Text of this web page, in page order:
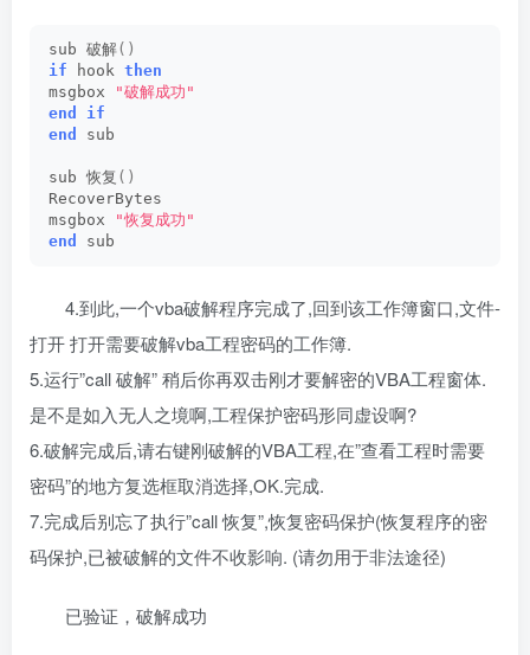
If Flag
End Sub
Public
    Dim
    Dim OriginProtect As LongPtr
    Hook =
False
'VBE6.dll调用DialogBoxParamA显示VB6INTL.dll资源中
        osi =
1
        osi =
0
#End If
    pFunc =
GetProcAddress(GetModuleHandleA
'标准api hook过程之一: 修改内存属性,使其可写
If VirtualProtect(ByVal pFunc, 12,
        '
标准api hook过程之二: 判断是否已经hook,看看API
MoveMemory ByVal VarPtr(TmpBytes(0)),
        If TmpBytes(osi) <> &HB8 Then
            '
标准api hook过程之三: 保存原函数开头字节,这
'用AddressOf获取MyDialogBoxParam的地址
            '
因为语法不允许写成p = AddressOf
sub 破解()
if hook then
msgbox
"破解成功"
end
if
end
sub
sub 恢复 ()
RecoverBytes
msgbox
"恢复成功"
end
sub
4.到此,一个vba破解程序完成了,回到该工作簿窗口,文件-
打开 打开需要破解vba工程密码的工作簿.
5.运行”call 破解” 稍后你再双击刚才要解密的VBA工程窗体.
是不是如入无人之境啊,工程保护密码形同虚设啊?
6.破解完成后,请右键刚破解的VBA工程,在”查看工程时需要
密码”的地方复选框取消选择,OK.完成.
7.完成后别忘了执行”call 恢复”,恢复密码保护(恢复程序的密
码保护,已被破解的文件不收影响. (请勿用于非法途径)
已验证，破解成功